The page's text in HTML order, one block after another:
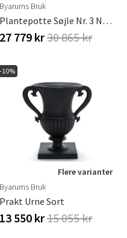
Byarums Bruk
Plantepotte Søjle Nr. 3 Natur
27 779 kr30 865 kr
-10%
Flere varianter
Byarums Bruk
Prakt Urne Sort
13 550 kr15 055 kr